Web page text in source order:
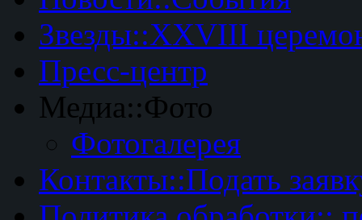
Звезды::XXVIII
Пресс-центр
Медиа::Фото
Фотогалерея
Контакты::Подать